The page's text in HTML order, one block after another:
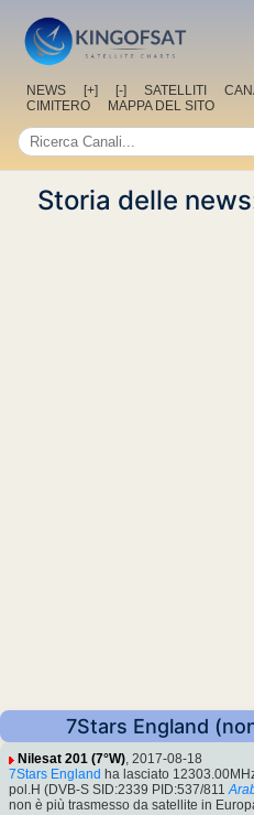
NEWS [+] [-] SATELLITI
CIMITERO
MAPPA DEL SITO
Storia delle
7Stars England
Nilesat 201 (7°W), 2017-08-18
7Stars England ha lasciato
pol.H (DVB-S SID:2339 PID:537/811
non è più trasmesso da satellite in